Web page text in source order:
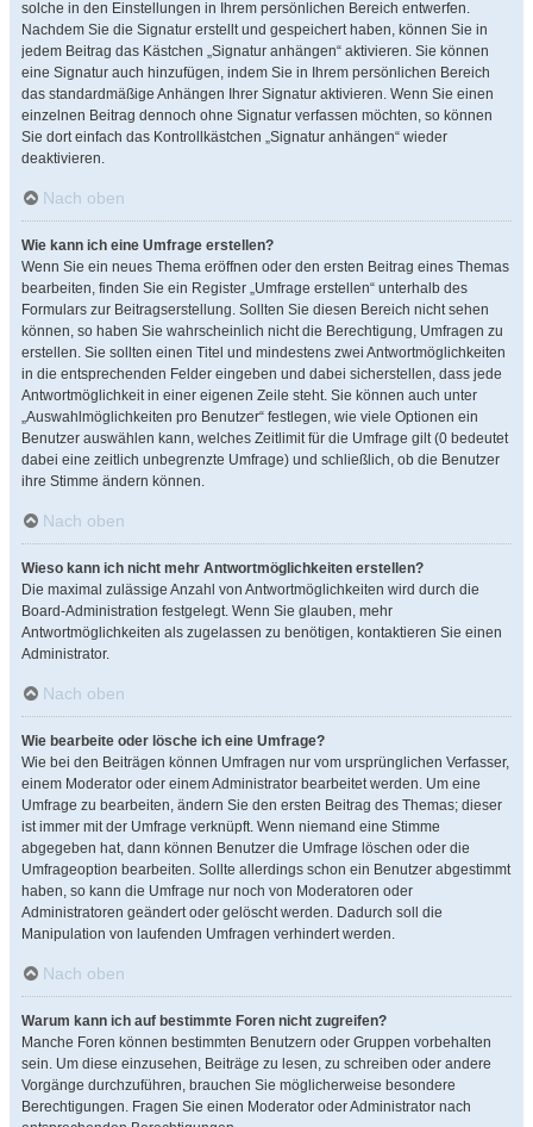
solche in den Einstellungen in Ihrem persönlichen Bereich entwerfen.
Nachdem Sie die Signatur erstellt und gespeichert haben, können Sie in
jedem Beitrag das Kästchen „Signatur anhängen“ aktivieren. Sie können
eine Signatur auch hinzufügen, indem Sie in Ihrem persönlichen Bereich
das standardmäßige Anhängen Ihrer Signatur aktivieren. Wenn Sie einen
einzelnen Beitrag dennoch ohne Signatur verfassen möchten, so können
Sie dort einfach das Kontrollkästchen „Signatur anhängen“ wieder
deaktivieren.
Nach oben
Wie kann ich eine Umfrage erstellen?
Wenn Sie ein neues Thema eröffnen oder den ersten Beitrag eines Themas
bearbeiten, finden Sie ein Register „Umfrage erstellen“ unterhalb des
Formulars zur Beitragserstellung. Sollten Sie diesen Bereich nicht sehen
können, so haben Sie wahrscheinlich nicht die Berechtigung, Umfragen zu
erstellen. Sie sollten einen Titel und mindestens zwei Antwortmöglichkeiten
in die entsprechenden Felder eingeben und dabei sicherstellen, dass jede
Antwortmöglichkeit in einer eigenen Zeile steht. Sie können auch unter
„Auswahlmöglichkeiten pro Benutzer“ festlegen, wie viele Optionen ein
Benutzer auswählen kann, welches Zeitlimit für die Umfrage gilt (0 bedeutet
dabei eine zeitlich unbegrenzte Umfrage) und schließlich, ob die Benutzer
ihre Stimme ändern können.
Nach oben
Wieso kann ich nicht mehr Antwortmöglichkeiten erstellen?
Die maximal zulässige Anzahl von Antwortmöglichkeiten wird durch die
Board-Administration festgelegt. Wenn Sie glauben, mehr
Antwortmöglichkeiten als zugelassen zu benötigen, kontaktieren Sie einen
Administrator.
Nach oben
Wie bearbeite oder lösche ich eine Umfrage?
Wie bei den Beiträgen können Umfragen nur vom ursprünglichen Verfasser,
einem Moderator oder einem Administrator bearbeitet werden. Um eine
Umfrage zu bearbeiten, ändern Sie den ersten Beitrag des Themas; dieser
ist immer mit der Umfrage verknüpft. Wenn niemand eine Stimme
abgegeben hat, dann können Benutzer die Umfrage löschen oder die
Umfrageoption bearbeiten. Sollte allerdings schon ein Benutzer abgestimmt
haben, so kann die Umfrage nur noch von Moderatoren oder
Administratoren geändert oder gelöscht werden. Dadurch soll die
Manipulation von laufenden Umfragen verhindert werden.
Nach oben
Warum kann ich auf bestimmte Foren nicht zugreifen?
Manche Foren können bestimmten Benutzern oder Gruppen vorbehalten
sein. Um diese einzusehen, Beiträge zu lesen, zu schreiben oder andere
Vorgänge durchzuführen, brauchen Sie möglicherweise besondere
Berechtigungen. Fragen Sie einen Moderator oder Administrator nach